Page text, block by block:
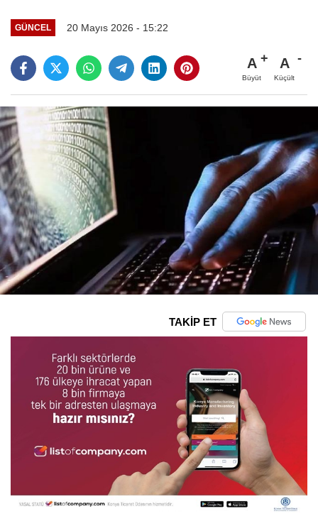
GÜNCEL 20 Mayıs 2026 - 15:22
A
Büyüt
A
Küçült
TAKİP ET